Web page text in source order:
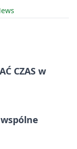
CZAS w